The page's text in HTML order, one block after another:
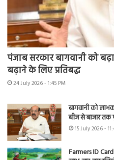
पंजाब सरकार बागवानी को
बढ़ाने के लिए प्रतिबद्ध
24 July 2026 - 1:45 PM
बागवानी को
बीज से बाजार तक
15 July 2026 -
Farmers ID